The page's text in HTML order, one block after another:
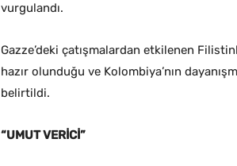
vurgulandı.
Gazze’deki çatışmalardan etkilenen
hazır olunduğu ve Kolombiya’nın
belirtildi.
“UMUT VERİCİ”